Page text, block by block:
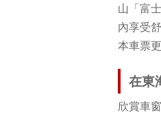
山「富
內享受
本車票
在東
欣賞車